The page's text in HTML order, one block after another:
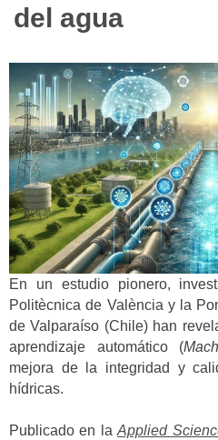
del agua
En un estudio pionero,
Politècnica de València y la
de Valparaíso (Chile) han
aprendizaje automático (
mejora de la integridad y
hídricas.
Publicado en laApplied